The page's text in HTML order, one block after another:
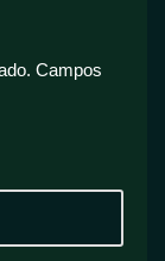
Campos